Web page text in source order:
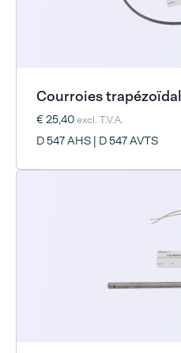
Courroies
€ 25,40excl. T.V.A.
D 547 AHS | D 547 AVTS